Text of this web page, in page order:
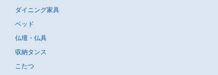
ダイニング家具
ベッド
仏壇・仏具
収納タンス
こたつ